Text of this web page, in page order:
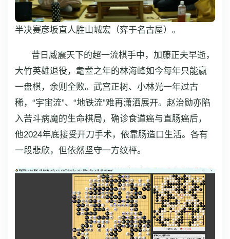
半决赛彦坂直人胜山城宏（弈于名古屋）。
昔日威震天下的超一流棋手中，加藤正夫早逝，
大竹英雄退役，耄耋之年的林海峰如今每年只能赢
一盘棋，余则全败。武宫正树、小林光一年过古
稀，“宇宙流”、“地铁流”难再潇洒展开。赵治勋亦陷
入苦斗病魔的生命棋局，确诊食道癌与直肠癌后，
他2024年底接受开刀手术，依靠肠造口生活。各有
一段悲欣，但依然坚守一方纹枰。